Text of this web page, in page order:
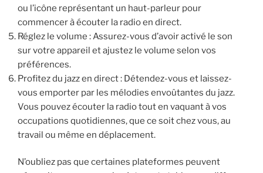
ou l’icône représentant un haut-parleur pour
commencer à écouter la radio en direct.
Réglez le volume : Assurez-vous d’avoir activé le son
sur votre appareil et ajustez le volume selon vos
préférences.
Profitez du jazz en direct : Détendez-vous et laissez-
vous emporter par les mélodies envoûtantes du jazz.
Vous pouvez écouter la radio tout en vaquant à vos
occupations quotidiennes, que ce soit chez vous, au
travail ou même en déplacement.
N’oubliez pas que certaines plateformes peuvent